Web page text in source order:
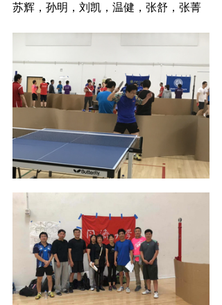
苏辉，孙明，刘凯，温健，张舒，张菁